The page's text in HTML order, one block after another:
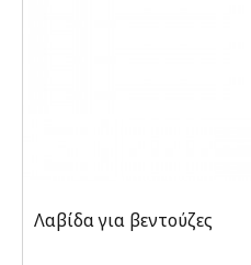
Λαβίδα για βεντούζες